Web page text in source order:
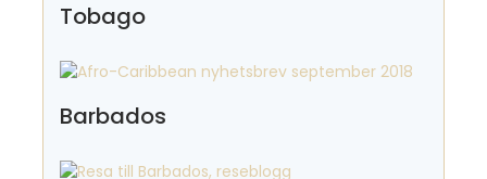
Tobago
Barbados